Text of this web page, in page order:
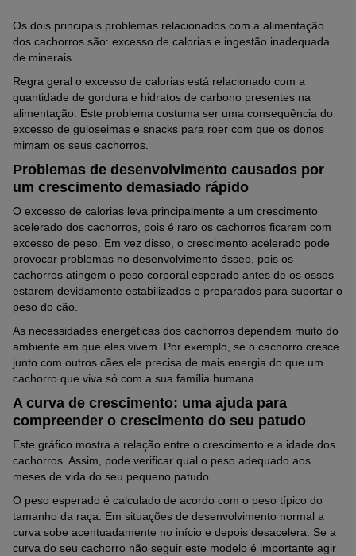
Os dois principais problemas relacionados com a alimentação
dos cachorros são: excesso de calorias e ingestão inadequada
de minerais.
Regra geral o excesso de calorias está relacionado com a
quantidade de gordura e hidratos de carbono presentes na
alimentação. Este problema costuma ser uma consequência do
excesso de guloseimas e snacks para roer com que os donos
mimam os seus cachorros.
Problemas de desenvolvimento causados por
um crescimento demasiado rápido
O excesso de calorias leva principalmente a um crescimento
acelerado dos cachorros, pois é raro os cachorros ficarem com
excesso de peso. Em vez disso, o crescimento acelerado pode
provocar problemas no desenvolvimento ósseo, pois os
cachorros atingem o peso corporal esperado antes de os ossos
estarem devidamente estabilizados e preparados para suportar o
peso do cão.
As necessidades energéticas dos cachorros dependem muito do
ambiente em que eles vivem. Por exemplo, se o cachorro cresce
junto com outros cães ele precisa de mais energia do que um
cachorro que viva só com a sua família humana
A curva de crescimento: uma ajuda para
compreender o crescimento do seu patudo
Este gráfico mostra a relação entre o crescimento e a idade dos
cachorros. Assim, pode verificar qual o peso adequado aos
meses de vida do seu pequeno patudo.
O peso esperado é calculado de acordo com o peso típico do
tamanho da raça. Em situações de desenvolvimento normal a
curva sobe acentuadamente no início e depois desacelera. Se a
curva do seu cachorro não seguir este modelo é importante agir